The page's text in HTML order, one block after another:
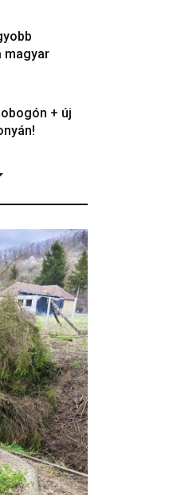
magyar
+ új